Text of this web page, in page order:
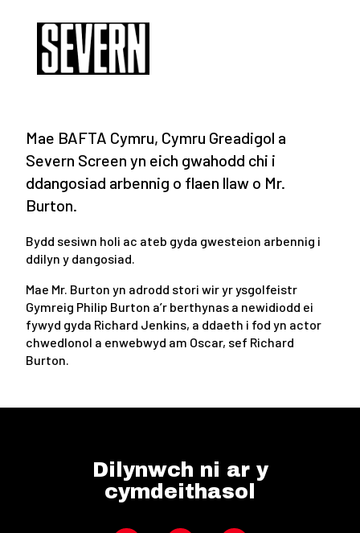
Mae BAFTA Cymru, Cymru Greadigol a
Severn Screen yn eich gwahodd chi i
ddangosiad arbennig o flaen llaw o Mr.
Burton.
Bydd sesiwn holi ac ateb gyda gwesteion arbennig i
ddilyn y dangosiad.
Mae Mr. Burton yn adrodd stori wir yr ysgolfeistr
Gymreig Philip Burton a’r berthynas a newidiodd ei
fywyd gyda Richard Jenkins, a ddaeth i fod yn actor
chwedlonol a enwebwyd am Oscar, sef Richard
Burton.
Dilynwch ni ar y
cymdeithasol